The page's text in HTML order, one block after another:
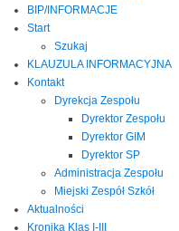
BIP/INFORMACJE
Start
Szukaj
KLAUZULA INFORMACYJNA
Kontakt
Dyrekcja Zespołu
Dyrektor Zespołu
Dyrektor GIM
Dyrektor SP
Administracja Zespołu
Miejski Zespół Szkół
Aktualności
Kronika Klas I-III